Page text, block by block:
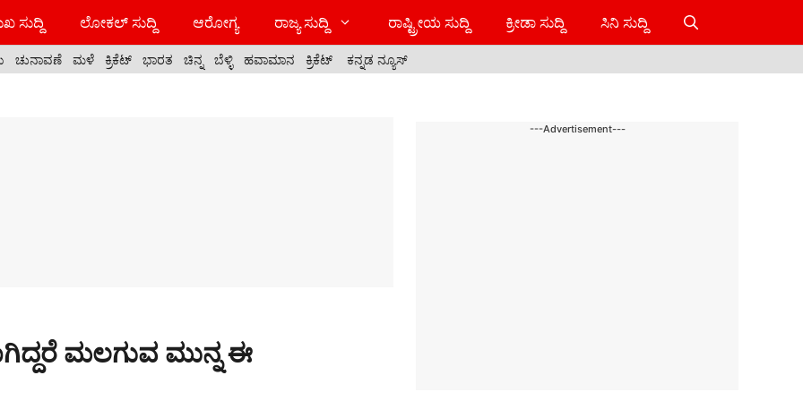
ಸುದ್ದಿ ಲೋಕಲ್ ಸುದ್ದಿ ಆರೋಗ್ಯ ರಾಜ್ಯ ಸುದ್ದಿ ರಾಷ್ಟ್ರೀಯ ಸುದ್ದಿ ಕ್ರೀಡಾ ಸುದ್ದಿ ಸಿನಿ ಸುದ್ದಿ
ಚುನಾವಣೆ ಮಳೆ ಕ್ರಿಕೆಟ್ ಭಾರತ ಚಿನ್ನ ಬೆಳ್ಳಿ ಹವಾಮಾನ ಕ್ರಿಕೆಟ್ ಕನ್ನಡ ನ್ಯೂಸ್
ಮಲಗುವ ಮುನ್ನ ಈ
---Advertisement---